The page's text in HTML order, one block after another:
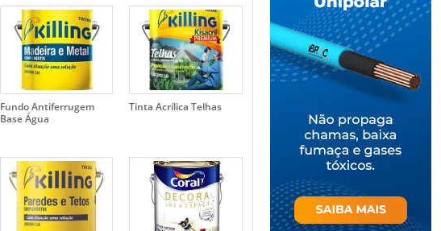
Fundo Antiferrugem
Base Água
Tinta Acrílica Telhas